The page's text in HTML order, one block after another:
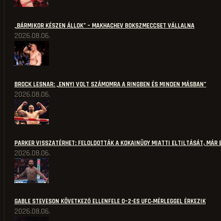
„BÁRMIKOR KÉSZEN ÁLLOK” – MAKHACHEV BOKSZMECCSET VÁLLALNA
2026.08.06.
BROCK LESNAR: „ENNYI VOLT SZÁMOMRA A RINGBEN ÉS MINDEN MÁSBAN”
2026.08.06.
PARKER VISSZATÉRHET: FELOLDOTTÁK A KOKAINÜGY MIATTI ELTILTÁSÁT, MÁR
2026.08.06.
GABLE STEVESON KÖVETKEZŐ ELLENFELE 0–2-ES UFC‑MÉRLEGGEL ÉRKEZIK
2026.08.06.